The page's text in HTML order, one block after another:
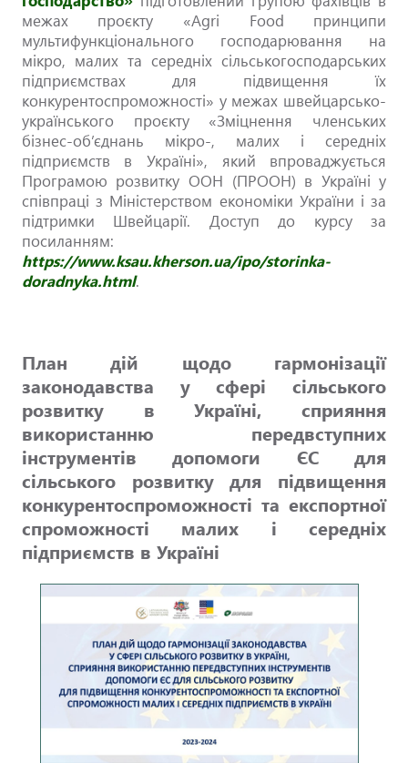
межах проєкту «Agri Food принципи
мультифункціонального господарювання на
мікро, малих та середніх сільськогосподарських
підприємствах для підвищення їх
конкурентоспроможності» у межах швейцарсько-
українського проєкту «Зміцнення членських
бізнес-об’єднань мікро-, малих і середніх
підприємств в Україні», який впроваджується
Програмою розвитку ООН (ПРООН) в Україні у
співпраці з Міністерством економіки України і за
підтримки Швейцарії. Доступ до курсу за
посиланням:
https://www.ksau.kherson.ua/ipo/storinka-
doradnyka.html.
План дій щодо гармонізації
законодавства у сфері сільського
розвитку в Україні, сприяння
використанню передвступних
інструментів допомоги ЄС для
сільського розвитку для підвищення
конкурентоспроможності та експортної
спроможності малих і середніх
підприємств в Україні